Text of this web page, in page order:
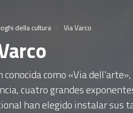
della cultura Via Varco
conocida como «Via
cuatro grandes
han elegido instalar sus